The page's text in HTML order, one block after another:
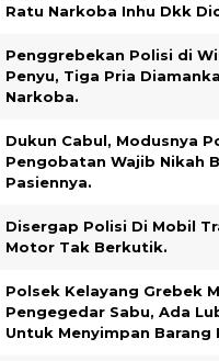
Ratu Narkoba Inhu Dkk
Penggrebekan Polisi di
Penyu, Tiga Pria
Narkoba.
Dukun Cabul, Modusnya
Pengobatan Wajib Nikah
Pasiennya.
Disergap Polisi Di Mobil
Motor Tak Berkutik.
Polsek Kelayang Grebek
Pengegedar Sabu, Ada
Untuk Menyimpan Barang